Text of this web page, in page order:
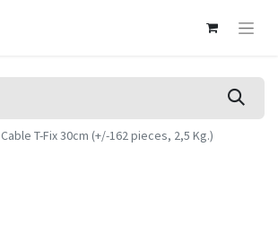
Cable T-Fix 30cm (+/-162 pieces, 2,5 Kg.)